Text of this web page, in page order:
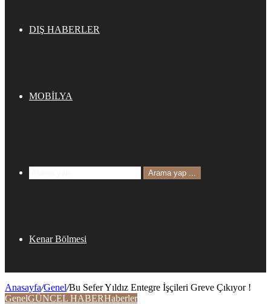
DIŞ HABERLER
MOBİLYA
Arama yap ...
Kenar Bölmesi
Anasayfa/Genel/Bu Sefer Yıldız Entegre İşçileri Greve Çıkıyor !
GenelGÜNCEL HABERHaberler